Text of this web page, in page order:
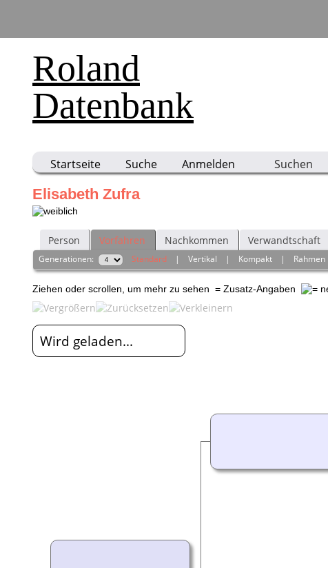
Roland
Datenbank
Startseite Suche Anmelden Suchen
Elisabeth Zufra
Person Vorfahren Nachkommen Verwandtschaft
Generationen: Standard |Vertikal | Kompakt | Rahmen
Ziehen oder scrollen, um mehr zu sehen = Zusatz-Angaben
Wird geladen...